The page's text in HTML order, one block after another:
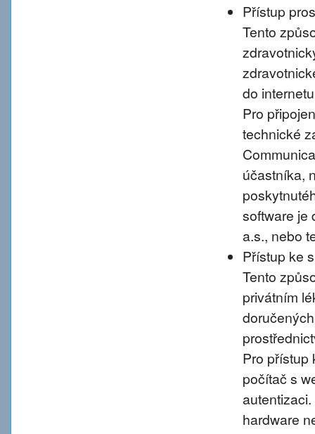
Přístup
Tento
do
Pro
technické
účastníka,
software je
a.s., nebo
Přístup ke
Tento
privátním
Pro přístup
počítač s
hardware